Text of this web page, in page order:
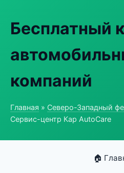
Бесплатный
компаний
Главная » Северо-Западный
Сервис-центр Кар AutoCare
🏠